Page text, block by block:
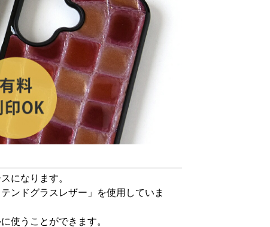
になります。
ンドグラスレザー」を使用していま
使うことができます。